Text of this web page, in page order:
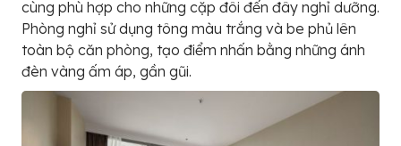
cùng phù hợp cho những cặp đôi đến đây nghỉ dưỡng.
Phòng nghỉ sử dụng tông màu trắng và be phủ lên
toàn bộ căn phòng, tạo điểm nhấn bằng những ánh
đèn vàng ấm áp, gần gũi.